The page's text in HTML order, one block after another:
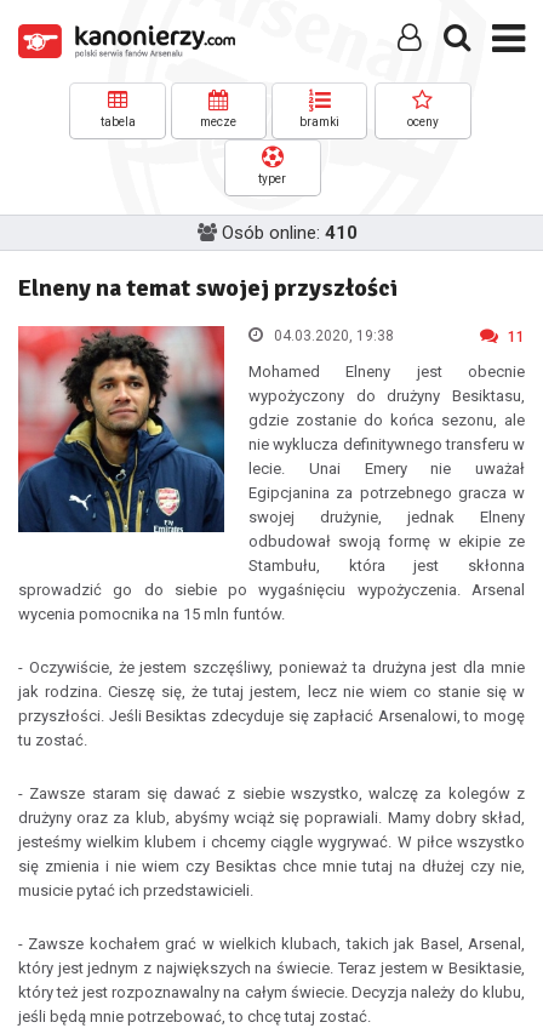
tabela mecze bramki oceny
typer
Osób online: 410
Elneny na temat swojej przyszłości
04.03.2020, 19:38 11
Mohamed Elneny jest obecnie
wypożyczony do drużyny Besiktasu,
gdzie zostanie do końca sezonu, ale
nie wyklucza definitywnego transferu w
lecie. Unai Emery nie uważał
Egipcjanina za potrzebnego gracza w
swojej drużynie, jednak Elneny
odbudował swoją formę w ekipie ze
Stambułu, która jest skłonna
sprowadzić go do siebie po wygaśnięciu wypożyczenia. Arsenal
wycenia pomocnika na 15 mln funtów.
- Oczywiście, że jestem szczęśliwy, ponieważ ta drużyna jest dla mnie
jak rodzina. Cieszę się, że tutaj jestem, lecz nie wiem co stanie się w
przyszłości. Jeśli Besiktas zdecyduje się zapłacić Arsenalowi, to mogę
tu zostać.
- Zawsze staram się dawać z siebie wszystko, walczę za kolegów z
drużyny oraz za klub, abyśmy wciąż się poprawiali. Mamy dobry skład,
jesteśmy wielkim klubem i chcemy ciągle wygrywać. W piłce wszystko
się zmienia i nie wiem czy Besiktas chce mnie tutaj na dłużej czy nie,
musicie pytać ich przedstawicieli.
- Zawsze kochałem grać w wielkich klubach, takich jak Basel, Arsenal,
który jest jednym z największych na świecie. Teraz jestem w Besiktasie,
który też jest rozpoznawalny na całym świecie. Decyzja należy do klubu,
jeśli będą mnie potrzebować, to chcę tutaj zostać.